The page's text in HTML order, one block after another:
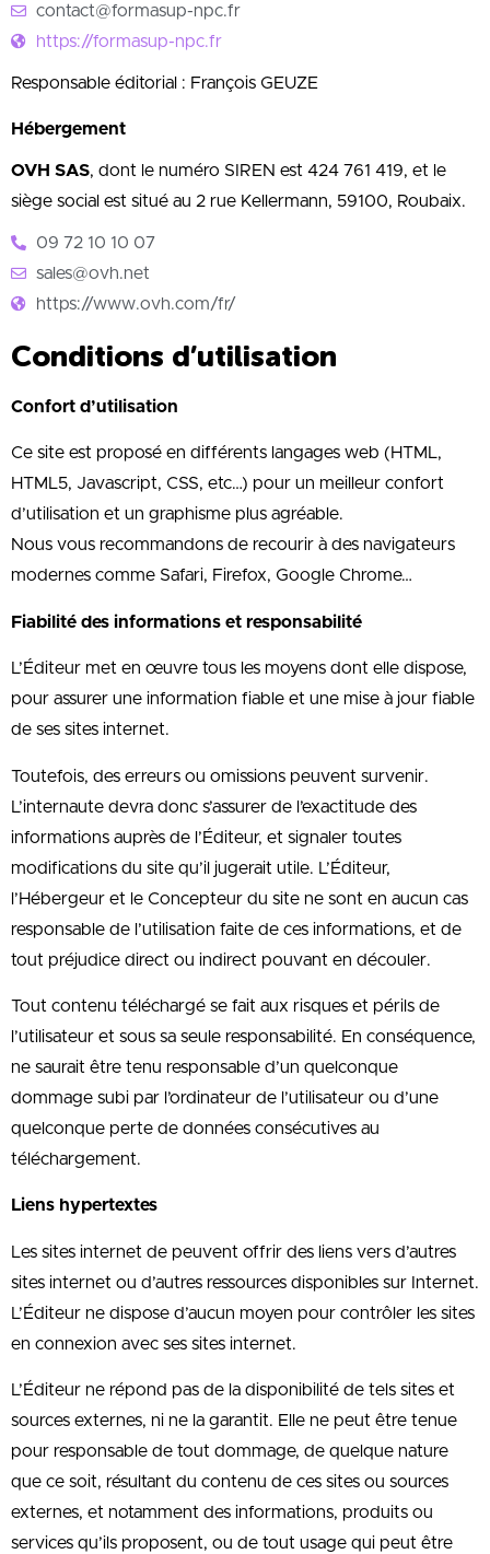
contact@formasup-npc.fr
https://formasup-npc.fr
Responsable éditorial : François GEUZE
Hébergement
OVH SAS, dont le numéro SIREN est 424 761 419, et le
siège social est situé au 2 rue Kellermann, 59100, Roubaix.
09 72 10 10 07
sales@ovh.net
https://www.ovh.com/fr/
Conditions d’utilisation
Confort d’utilisation
Ce site est proposé en différents langages web (HTML,
HTML5, Javascript, CSS, etc…) pour un meilleur confort
d’utilisation et un graphisme plus agréable.
Nous vous recommandons de recourir à des navigateurs
modernes comme Safari, Firefox, Google Chrome…
Fiabilité des informations et responsabilité
L’Éditeur met en œuvre tous les moyens dont elle dispose,
pour assurer une information fiable et une mise à jour fiable
de ses sites internet.
Toutefois, des erreurs ou omissions peuvent survenir.
L’internaute devra donc s’assurer de l’exactitude des
informations auprès de l’Éditeur, et signaler toutes
modifications du site qu’il jugerait utile. L’Éditeur,
l’Hébergeur et le Concepteur du site ne sont en aucun cas
responsable de l’utilisation faite de ces informations, et de
tout préjudice direct ou indirect pouvant en découler.
Tout contenu téléchargé se fait aux risques et périls de
l’utilisateur et sous sa seule responsabilité. En conséquence,
ne saurait être tenu responsable d’un quelconque
dommage subi par l’ordinateur de l’utilisateur ou d’une
quelconque perte de données consécutives au
téléchargement.
Liens hypertextes
Les sites internet de peuvent offrir des liens vers d’autres
sites internet ou d’autres ressources disponibles sur Internet.
L’Éditeur ne dispose d’aucun moyen pour contrôler les sites
en connexion avec ses sites internet.
L’Éditeur ne répond pas de la disponibilité de tels sites et
sources externes, ni ne la garantit. Elle ne peut être tenue
pour responsable de tout dommage, de quelque nature
que ce soit, résultant du contenu de ces sites ou sources
externes, et notamment des informations, produits ou
services qu’ils proposent, ou de tout usage qui peut être